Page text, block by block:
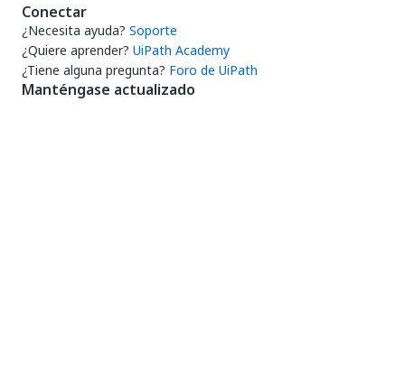
Conectar
¿Necesita ayuda? Soporte
¿Quiere aprender? UiPath Academy
¿Tiene alguna pregunta? Foro de UiPath
Manténgase actualizado